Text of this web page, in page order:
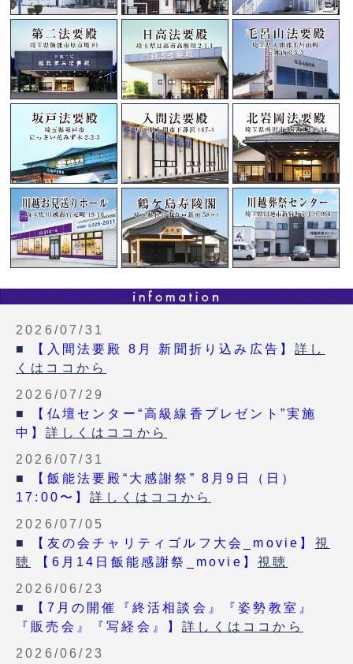
2026/07/31
■
【入間法要殿 8月 新聞折り込み広告】詳し
くはココから
2026/07/29
■
【仏壇センター“高級線香プレゼント”実施
中】詳しくはココから
2026/07/31
■
【飯能法要殿“大感謝祭” 8月9日（日）
17:00〜】詳しくはココから
2026/07/05
■
【友の会チャリティゴルフ大会_movie】 視
聴
【6月14日飯能感謝祭_movie】視聴
2026/06/23
■
【7月の開催『終活相談会』『姿勢教室』
『販売会』『写経会』】詳しくはココから
2026/06/23